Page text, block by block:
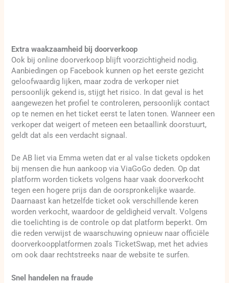
Extra waakzaamheid bij doorverkoop
Ook bij online doorverkoop blijft voorzichtigheid nodig.
Aanbiedingen op Facebook kunnen op het eerste gezicht
geloofwaardig lijken, maar zodra de verkoper niet
persoonlijk gekend is, stijgt het risico. In dat geval is het
aangewezen het profiel te controleren, persoonlijk contact
op te nemen en het ticket eerst te laten tonen. Wanneer een
verkoper dat weigert of meteen een betaallink doorstuurt,
geldt dat als een verdacht signaal.
De AB liet via Emma weten dat er al valse tickets opdoken
bij mensen die hun aankoop via ViaGoGo deden. Op dat
platform worden tickets volgens haar vaak doorverkocht
tegen een hogere prijs dan de oorspronkelijke waarde.
Daarnaast kan hetzelfde ticket ook verschillende keren
worden verkocht, waardoor de geldigheid vervalt. Volgens
die toelichting is de controle op dat platform beperkt. Om
die reden verwijst de waarschuwing opnieuw naar officiële
doorverkoopplatformen zoals TicketSwap, met het advies
om ook daar rechtstreeks naar de website te surfen.
Snel handelen na fraude